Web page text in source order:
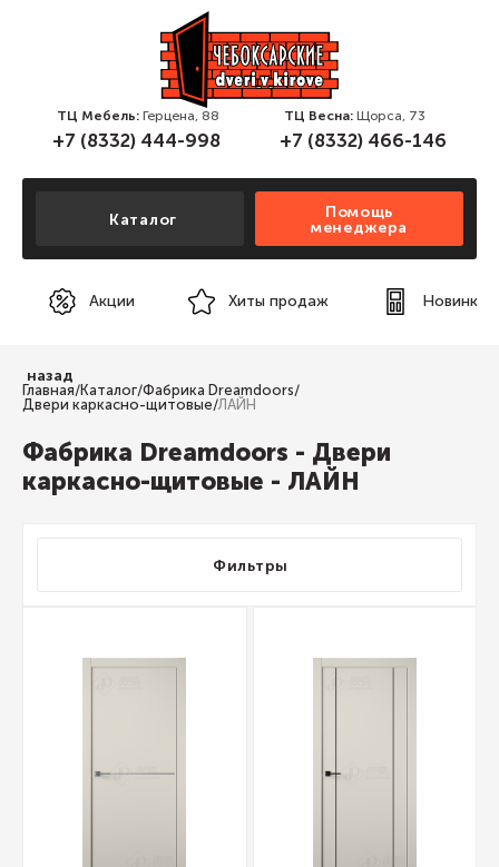
ТЦ Мебель: Герцена, 88
+7 (8332) 444-998
ТЦ Весна: Щорса, 73
+7 (8332) 466-146
Каталог
Помощь
менеджера
Акции Хиты продаж Новинки
назад
Главная/Каталог/Фабрика Dreamdoors/
Двери каркасно-щитовые/ЛАЙН
Фабрика Dreamdoors - Двери
каркасно-щитовые - ЛАЙН
Фильтры